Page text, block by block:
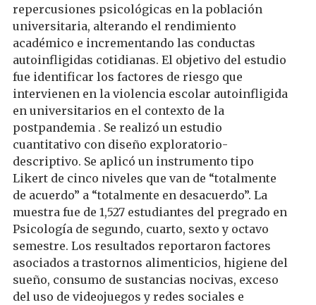
repercusiones psicológicas en la población
universitaria, alterando el rendimiento
académico e incrementando las conductas
autoinfligidas cotidianas. El objetivo del estudio
fue identificar los factores de riesgo que
intervienen en la violencia escolar autoinfligida
en universitarios en el contexto de la
postpandemia . Se realizó un estudio
cuantitativo con diseño exploratorio-
descriptivo. Se aplicó un instrumento tipo
Likert de cinco niveles que van de “totalmente
de acuerdo” a “totalmente en desacuerdo”. La
muestra fue de 1,527 estudiantes del pregrado en
Psicología de segundo, cuarto, sexto y octavo
semestre. Los resultados reportaron factores
asociados a trastornos alimenticios, higiene del
sueño, consumo de sustancias nocivas, exceso
del uso de videojuegos y redes sociales e